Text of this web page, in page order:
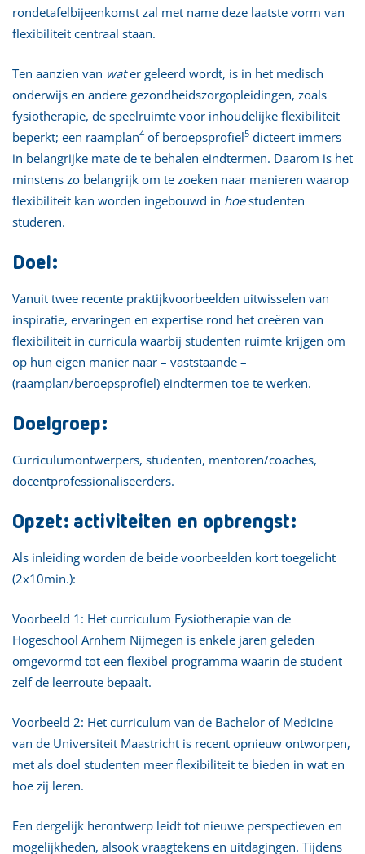
rondetafelbijeenkomst zal met name deze laatste vorm van
flexibiliteit centraal staan.
Ten aanzien van water geleerd wordt, is in het medisch
onderwijs en andere gezondheidszorgopleidingen, zoals
fysiotherapie, de speelruimte voor inhoudelijke flexibiliteit
beperkt; een raamplan4 of beroepsprofiel5 dicteert immers
in belangrijke mate de te behalen eindtermen. Daarom is het
minstens zo belangrijk om te zoeken naar manieren waarop
flexibiliteit kan worden ingebouwd in hoestudenten
studeren.
Doel:
Vanuit twee recente praktijkvoorbeelden uitwisselen van
inspiratie, ervaringen en expertise rond het creëren van
flexibiliteit in curricula waarbij studenten ruimte krijgen om
op hun eigen manier naar – vaststaande –
(raamplan/beroepsprofiel) eindtermen toe te werken.
Doelgroep:
Curriculumontwerpers, studenten, mentoren/coaches,
docentprofessionaliseerders.
Opzet: activiteiten en opbrengst:
Als inleiding worden de beide voorbeelden kort toegelicht
(2x10min.):
Voorbeeld 1: Het curriculum Fysiotherapie van de
Hogeschool Arnhem Nijmegen is enkele jaren geleden
omgevormd tot een flexibel programma waarin de student
zelf de leerroute bepaalt.
Voorbeeld 2: Het curriculum van de Bachelor of Medicine
van de Universiteit Maastricht is recent opnieuw ontworpen,
met als doel studenten meer flexibiliteit te bieden in wat en
hoe zij leren.
Een dergelijk herontwerp leidt tot nieuwe perspectieven en
mogelijkheden, alsook vraagtekens en uitdagingen. Tijdens